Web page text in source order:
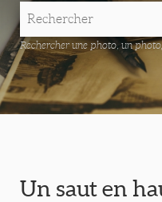
Rechercher une photo, un
Un saut en